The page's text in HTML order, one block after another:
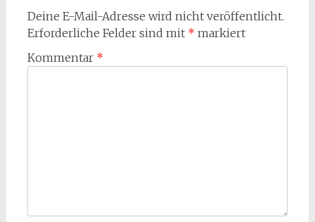
Deine E-Mail-Adresse wird nicht veröffentlicht.
Erforderliche Felder sind mit * markiert
Kommentar *